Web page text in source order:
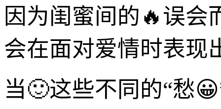
因为闺蜜间的🔥误会
会在面对爱情时表现
当🙂这些不同的“愁